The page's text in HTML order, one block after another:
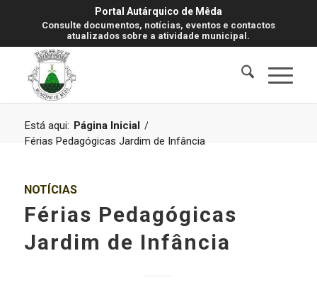
Portal Autárquico de Mêda
Consulte documentos, notícias, eventos e contactos
atualizados sobre a atividade municipal.
Está aqui: Página Inicial /
Férias Pedagógicas Jardim de Infância
NOTÍCIAS
Férias Pedagógicas
Jardim de Infância